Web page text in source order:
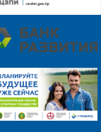
данных*